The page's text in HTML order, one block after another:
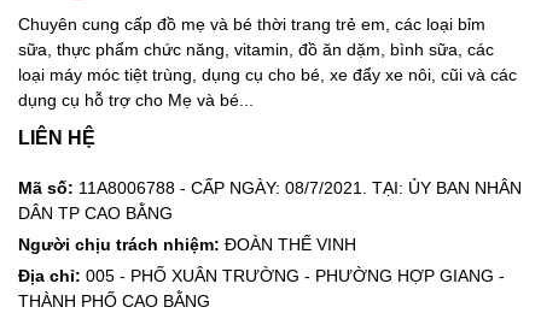
Chuyên cung cấp đồ mẹ và bé thời trang trẻ em, các loại bỉm
sữa, thực phẩm chức năng, vitamin, đồ ăn dặm, bình sữa, các
loại máy móc tiệt trùng, dụng cụ cho bé, xe đẩy xe nôi, cũi và các
dụng cụ hỗ trợ cho Mẹ và bé...
LIÊN HỆ
Mã số: 11A8006788 - CẤP NGÀY: 08/7/2021. TẠI: ỦY BAN NHÂN
DÂN TP CAO BẰNG
Người chịu trách nhiệm: ĐOÀN THẾ VINH
Địa chỉ: 005 - PHỐ XUÂN TRƯỜNG - PHƯỜNG HỢP GIANG -
THÀNH PHỐ CAO BẰNG